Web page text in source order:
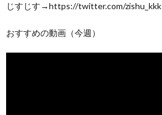
じすじす→https://twitter.com/zishu_kkk
おすすめの動画（今週）